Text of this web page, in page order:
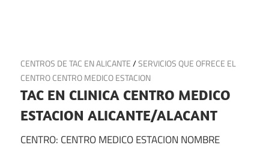
6 de abril de 2025
CENTROS DE TAC EN ALICANTE/SERVICIOS QUE OFRECE EL
CENTRO CENTRO MEDICO ESTACION
TAC EN CLINICA CENTRO MEDICO
ESTACION ALICANTE/ALACANT
CENTRO: CENTRO MEDICO ESTACION NOMBRE